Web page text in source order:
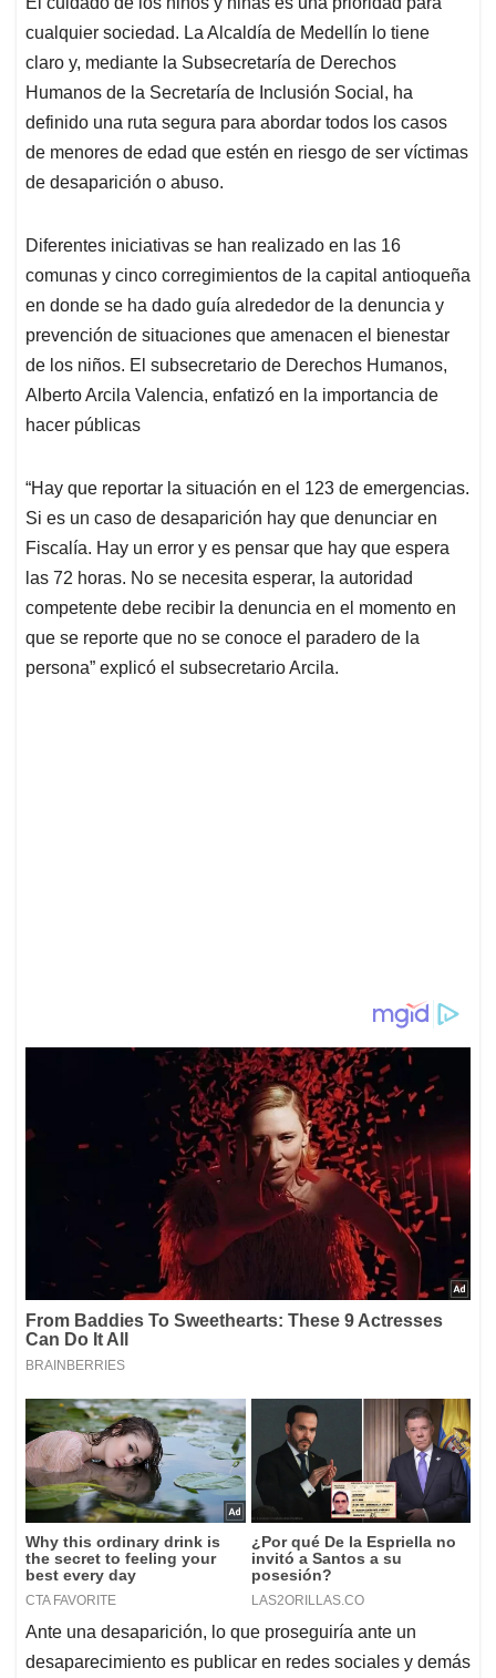
s
A
p
p
b
o
o
k
e
d
I
n
l
a
d
s
cualquier sociedad. La Alcaldía de Medellín lo tiene
claro y, mediante la Subsecretaría de Derechos
Humanos de la Secretaría de Inclusión Social, ha
definido una ruta segura para abordar todos los casos
de menores de edad que estén en riesgo de ser víctimas
de desaparición o abuso.
Diferentes iniciativas se han realizado en las 16
comunas y cinco corregimientos de la capital antioqueña
en donde se ha dado guía alrededor de la denuncia y
prevención de situaciones que amenacen el bienestar
de los niños. El subsecretario de Derechos Humanos,
Alberto Arcila Valencia, enfatizó en la importancia de
hacer públicas
“Hay que reportar la situación en el 123 de emergencias.
Si es un caso de desaparición hay que denunciar en
Fiscalía. Hay un error y es pensar que hay que espera
las 72 horas. No se necesita esperar, la autoridad
competente debe recibir la denuncia en el momento en
que se reporte que no se conoce el paradero de la
persona” explicó el subsecretario Arcila.
Ante una desaparición, lo que proseguiría ante un
desaparecimiento es publicar en redes sociales y demás